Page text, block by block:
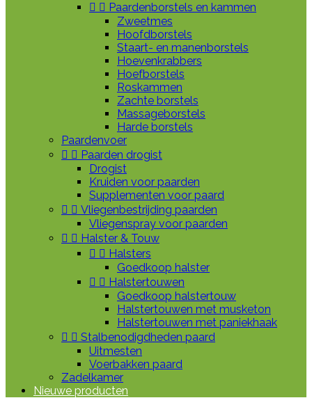
  Paardenborstels en kammen
Zweetmes
Hoofdborstels
Staart- en manenborstels
Hoevenkrabbers
Hoefborstels
Roskammen
Zachte borstels
Massageborstels
Harde borstels
Paardenvoer
  Paarden drogist
Drogist
Kruiden voor paarden
Supplementen voor paard
  Vliegenbestrijding paarden
Vliegenspray voor paarden
  Halster & Touw
  Halsters
Goedkoop halster
  Halstertouwen
Goedkoop halstertouw
Halstertouwen met musketon
Halstertouwen met paniekhaak
  Stalbenodigdheden paard
Uitmesten
Voerbakken paard
Zadelkamer
Nieuwe producten